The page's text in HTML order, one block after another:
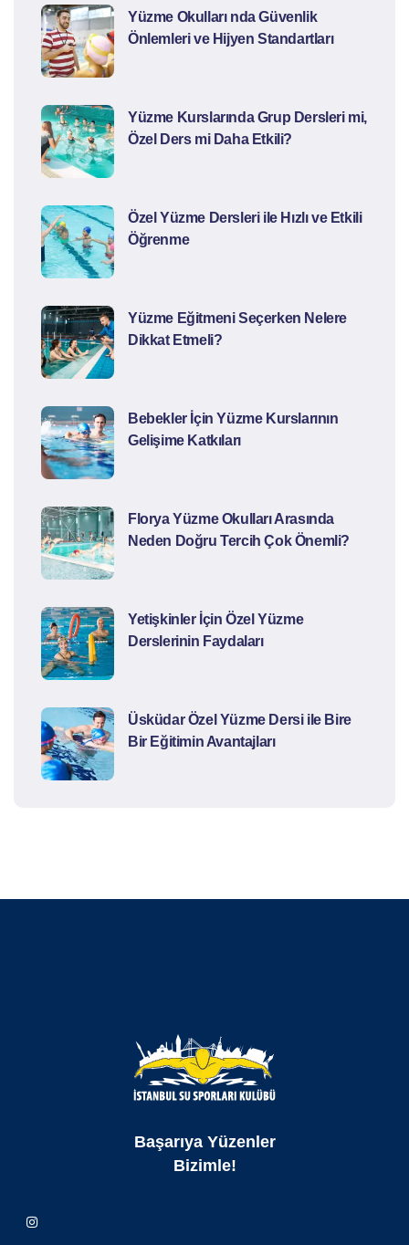
Yüzme Okulları nda Güvenlik
Önlemleri ve Hijyen Standartları
Yüzme Kurslarında Grup Dersleri mi,
Özel Ders mi Daha Etkili?
Özel Yüzme Dersleri ile Hızlı ve Etkili
Öğrenme
Yüzme Eğitmeni Seçerken Nelere
Dikkat Etmeli?
Bebekler İçin Yüzme Kurslarının
Gelişime Katkıları
Florya Yüzme Okulları Arasında
Neden Doğru Tercih Çok Önemli?
Yetişkinler İçin Özel Yüzme
Derslerinin Faydaları
Üsküdar Özel Yüzme Dersi ile Bire
Bir Eğitimin Avantajları
Başarıya Yüzenler
Bizimle!